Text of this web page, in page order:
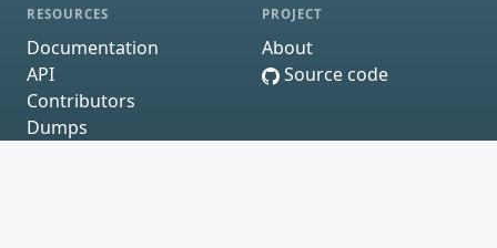
RESOURCES
Documentation
API
Contributors
Dumps
PROJECT
About
Source code